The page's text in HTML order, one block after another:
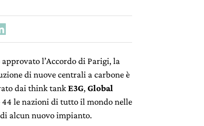
l’Accordo di Parigi, la
di nuove centrali a carbone è
dai think tankE3G,Global
44 le nazioni di tutto il mondo nelle
alcun nuovo impianto.